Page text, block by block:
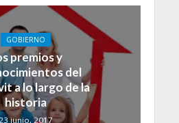
GOBIERNO
premios y
del
a lo largo de la
historia
junio, 2017